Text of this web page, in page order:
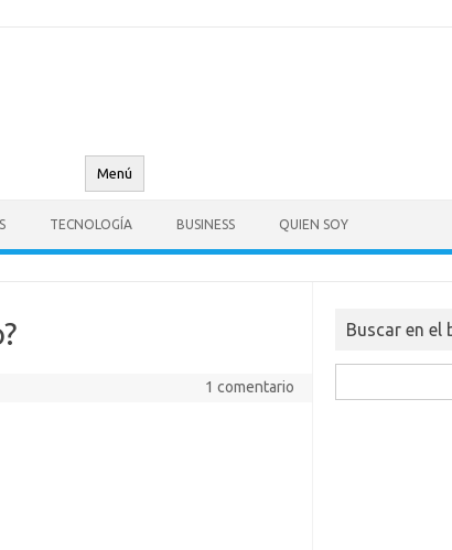
Menú
TECNOLOGÍA BUSINESS QUIEN SOY
1 comentario
Buscar en el